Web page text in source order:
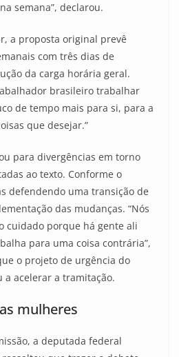
semana”, declarou.
a proposta original prevê
com três dias de
da carga horária geral.
brasileiro trabalhar
de tempo mais para si, para a
que desejar.”
para divergências em torno
ao texto. Conforme o
defendendo uma transição de
das mudanças. “Nós
cuidado porque há gente ali
para uma coisa contrária”,
o projeto de urgência do
acelerar a tramitação.
mulheres
a deputada federal